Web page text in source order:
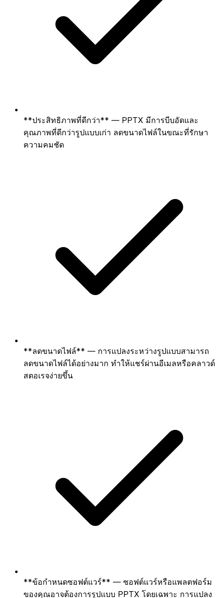
**ประสิทธิภาพที่ดีกว่า** — PPTX มีการบีบอัดและ
คุณภาพที่ดีกว่ารูปแบบเก่า ลดขนาดไฟล์ในขณะที่รักษา
ความคมชัด
**ลดขนาดไฟล์** — การแปลงระหว่างรูปแบบสามารถ
ลดขนาดไฟล์ได้อย่างมาก ทำให้แชร์ผ่านอีเมลหรือคลาวด์
สตอเรจง่ายขึ้น
**ข้อกำหนดซอฟต์แวร์** — ซอฟต์แวร์หรือแพลตฟอร์ม
ของคุณอาจต้องการรูปแบบ PPTX โดยเฉพาะ การแปลง